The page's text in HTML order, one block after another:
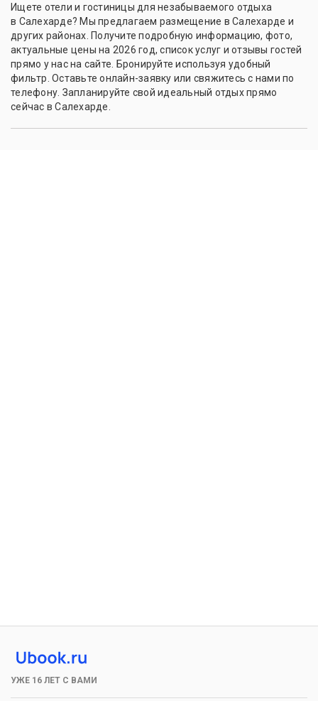
Ищете отели и гостиницы для незабываемого отдыха
в Салехарде? Мы предлагаем размещение в Салехарде и
других районах. Получите подробную информацию, фото,
актуальные цены на 2026 год, список услуг и отзывы гостей
прямо у нас на сайте. Бронируйте используя удобный
фильтр. Оставьте онлайн-заявку или свяжитесь с нами по
телефону. Запланируйте свой идеальный отдых прямо
сейчас в Салехарде.
УЖЕ 16 ЛЕТ С ВАМИ